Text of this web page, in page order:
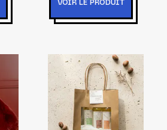
VOIR LE PRODUIT